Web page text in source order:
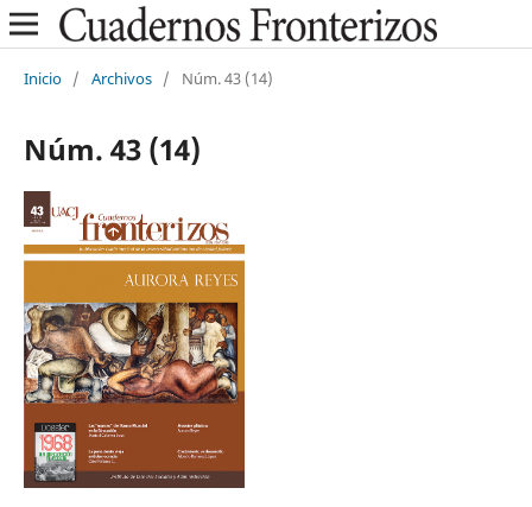
Inicio / Archivos / Núm. 43 (14)
Núm. 43 (14)